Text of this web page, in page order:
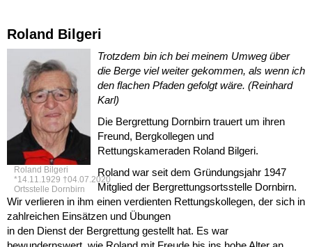
Roland Bilgeri
Roland Bilgeri
*14.11.1929 †04.07.2020
Ortsstelle Dornbirn
Trotzdem bin ich bei meinem Umweg über
die Berge viel weiter gekommen, als wenn ich
den flachen Pfaden gefolgt wäre. (Reinhard
Karl)
Die Bergrettung Dornbirn trauert um ihren
Freund, Bergkollegen und
Rettungskameraden Roland Bilgeri.
Roland war seit dem Gründungsjahr 1947
Mitglied der Bergrettungsortsstelle Dornbirn.
Wir verlieren in ihm einen verdienten Rettungskollegen, der sich in
zahlreichen Einsätzen und Übungen
in den Dienst der Bergrettung gestellt hat. Es war